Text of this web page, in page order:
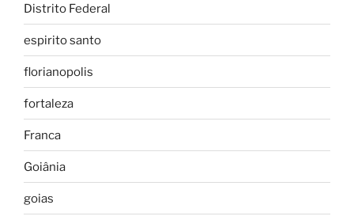
Distrito Federal
espirito santo
florianopolis
fortaleza
Franca
Goiânia
goias